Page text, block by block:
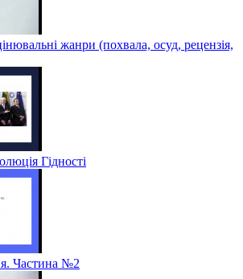
жанри (похвала, осуд, рецензія,
Гідності
Частина №2